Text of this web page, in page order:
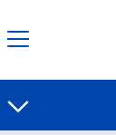
Apri per